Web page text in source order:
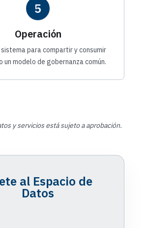
5
Operación
para compartir y consumir
un modelo de gobernanza común.
y servicios está sujeto a aprobación.
al Espacio de
Datos